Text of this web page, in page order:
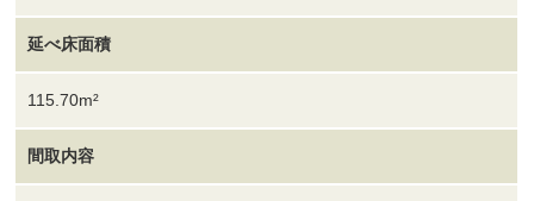
延べ床面積
115.70m²
間取内容